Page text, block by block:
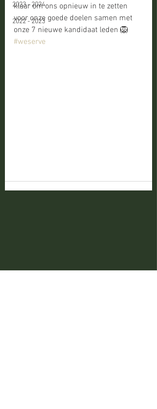
2023 - 2024
2022 - 2023
klaar om ons opnieuw in te zetten
voor onze goede doelen samen met
onze 7 nieuwe kandidaat leden 🦁
#weserve